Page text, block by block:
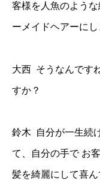
客様を人魚のよう
ーメイドヘアーにし
大西 そうなんです
すか？
鈴木 自分が一生続
て、自分の手で お
髪を綺麗にして喜ん